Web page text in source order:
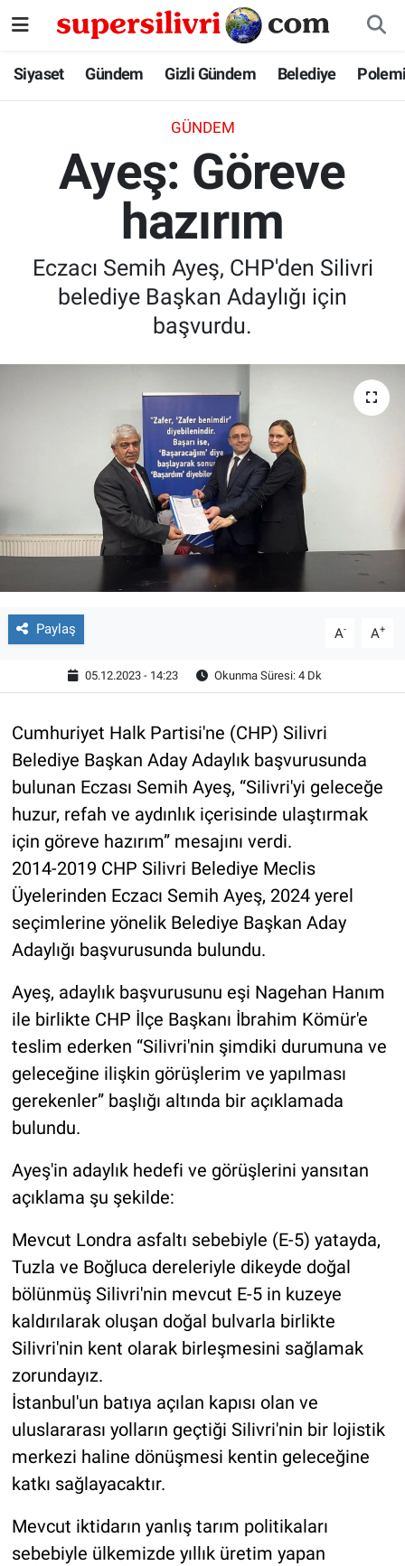
Siyaset Gündem Gizli Gündem Belediye
GÜNDEM
Ayeş: Göreve
hazırım
Eczacı Semih Ayeş, CHP'den Silivri
belediye Başkan Adaylığı için
başvurdu.
Paylaş A- A+
05.12.2023 - 14:23 Okunma Süresi: 4 Dk
Cumhuriyet Halk Partisi'ne (CHP) Silivri
Belediye Başkan Aday Adaylık başvurusunda
bulunan Eczası Semih Ayeş, “Silivri'yi geleceğe
huzur, refah ve aydınlık içerisinde ulaştırmak
için göreve hazırım” mesajını verdi.
2014-2019 CHP Silivri Belediye Meclis
Üyelerinden Eczacı Semih Ayeş, 2024 yerel
seçimlerine yönelik Belediye Başkan Aday
Adaylığı başvurusunda bulundu.
Ayeş, adaylık başvurusunu eşi Nagehan Hanım
ile birlikte CHP İlçe Başkanı İbrahim Kömür'e
teslim ederken “Silivri'nin şimdiki durumuna ve
geleceğine ilişkin görüşlerim ve yapılması
gerekenler” başlığı altında bir açıklamada
bulundu.
Ayeş'in adaylık hedefi ve görüşlerini yansıtan
açıklama şu şekilde:
Mevcut Londra asfaltı sebebiyle (E-5) yatayda,
Tuzla ve Boğluca dereleriyle dikeyde doğal
bölünmüş Silivri'nin mevcut E-5 in kuzeye
kaldırılarak oluşan doğal bulvarla birlikte
Silivri'nin kent olarak birleşmesini sağlamak
zorundayız.
İstanbul'un batıya açılan kapısı olan ve
uluslararası yolların geçtiği Silivri'nin bir lojistik
merkezi haline dönüşmesi kentin geleceğine
katkı sağlayacaktır.
Mevcut iktidarın yanlış tarım politikaları
sebebiyle ülkemizde yıllık üretim yapan
Siyaset
Gizli Gündem
İstanbul Nöbetçi Eczaneler
İstanbul Hava Durumu
İstanbul Namaz Vakitleri
İstanbul Trafik Yoğunluk Haritası
Tüm Manşetler